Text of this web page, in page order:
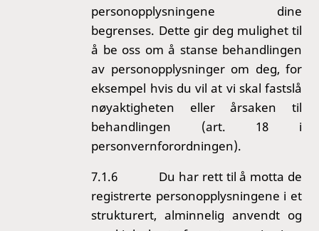
personopplysningene dine
begrenses. Dette gir deg mulighet til
å be oss om å stanse behandlingen
av personopplysninger om deg, for
eksempel hvis du vil at vi skal fastslå
nøyaktigheten eller årsaken til
behandlingen (art. 18 i
personvernforordningen).
7.1.6 Du har rett til å motta de
registrerte personopplysningene i et
strukturert, alminnelig anvendt og